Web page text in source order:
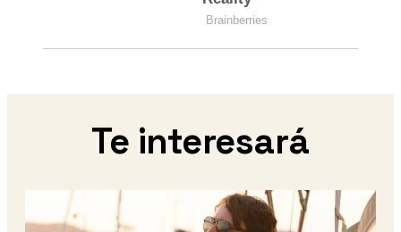
Te interesará